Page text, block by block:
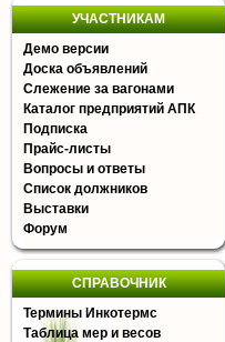
УЧАСТНИКАМ
Демо версии
Доска объявлений
Слежение за вагонами
Каталог предприятий АПК
Подписка
Прайс-листы
Вопросы и ответы
Список должников
Выставки
Форум
СПРАВОЧНИК
Термины Инкотермс
Таблица мер и весов